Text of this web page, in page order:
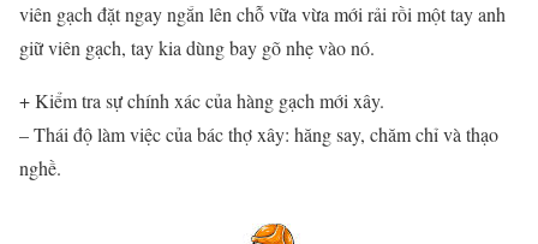
viên gạch đặt ngay ngắn lên chỗ vữa vừa mới rải rồi một tay anh
giữ viên gạch, tay kia dùng bay gõ nhẹ vào nó.
+ Kiểm tra sự chính xác của hàng gạch mới xây.
– Thái độ làm việc của bác thợ xây: hăng say, chăm chỉ và thạo
nghề.